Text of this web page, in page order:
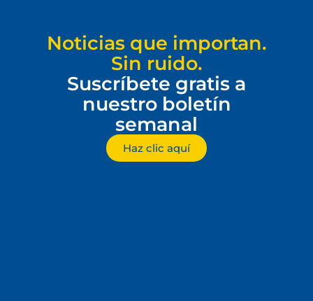
Noticias que importan.
Sin ruido.
Suscríbete gratis a
nuestro boletín
semanal
Haz clic aquí